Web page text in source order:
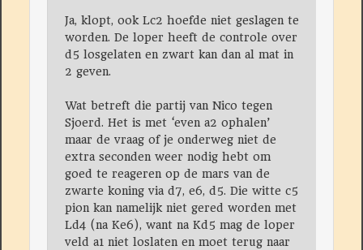
Ja, klopt, ook Lc2 hoefde niet geslagen te
worden. De loper heeft de controle over
d5 losgelaten en zwart kan dan al mat in
2 geven.
Wat betreft die partij van Nico tegen
Sjoerd. Het is met ‘even a2 ophalen’
maar de vraag of je onderweg niet de
extra seconden weer nodig hebt om
goed te reageren op de mars van de
zwarte koning via d7, e6, d5. Die witte c5
pion kan namelijk niet gered worden met
Ld4 (na Ke6), want na Kd5 mag de loper
veld a1 niet loslaten en moet terug naar